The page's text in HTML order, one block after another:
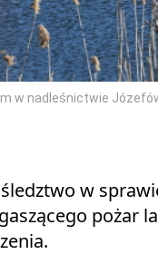
w nadleśnictwie
w
pożar